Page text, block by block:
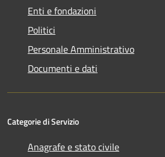
Enti e fondazioni
Politici
Personale Amministrativo
Documenti e dati
Categorie di Servizio
Anagrafe e stato civile